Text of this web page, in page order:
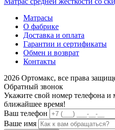
Матрасы
О фабрике
Доставка и оплата
Гарантии и сертификаты
Обмен и возврат
Контакты
2026 Ортомакс, все права
Обратный звонок
Укажите свой номер телефона
ближайшее время!
Ваш телефон
Ваше имя